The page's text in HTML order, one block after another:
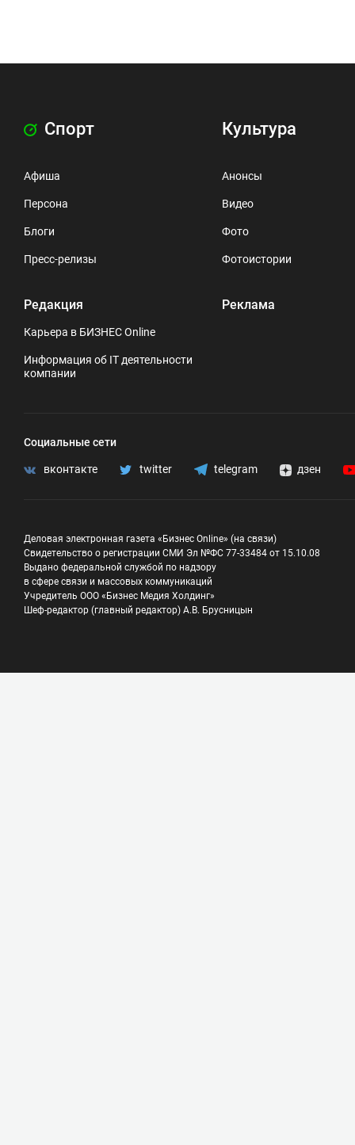
Спорт
Афиша
Персона
Блоги
Пресс-релизы
Редакция
Карьера в БИЗНЕС Online
Информация об IT деятельности
компании
Культура
Анонсы
Видео
Фото
Фотоистории
Реклама
Социальные сети
вконтакте twitter telegram дзен
Деловая электронная газета «Бизнес Online» (на связи)
Свидетельство о регистрации СМИ Эл №ФС 77-33484 от 15.10.08
Выдано федеральной службой по надзору
в сфере связи и массовых коммуникаций
Учредитель ООО «Бизнес Медия Холдинг»
Шеф-редактор (главный редактор) А.В. Брусницын